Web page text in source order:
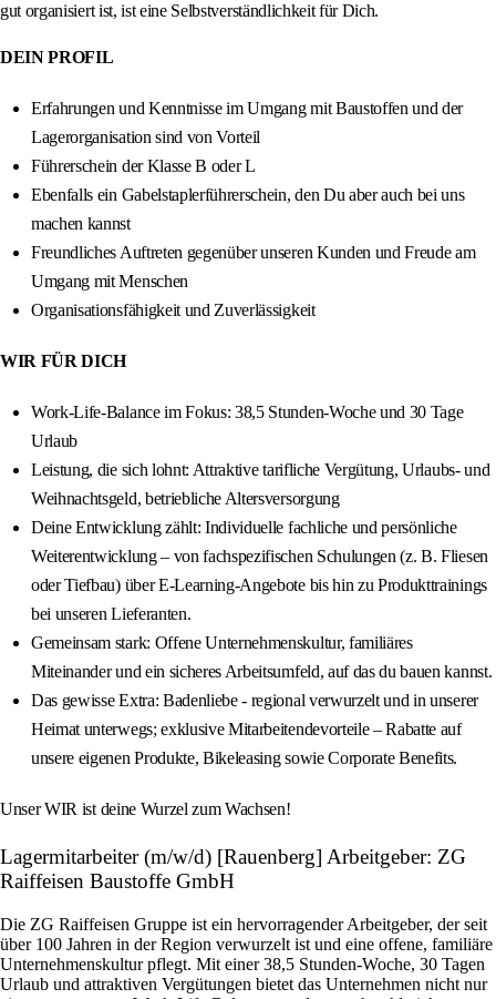
gut organisiert ist, ist eine Selbstverständlichkeit für Dich.
DEIN PROFIL
Erfahrungen und Kenntnisse im Umgang mit Baustoffen und der
Lagerorganisation sind von Vorteil
Führerschein der Klasse B oder L
Ebenfalls ein Gabelstaplerführerschein, den Du aber auch bei uns
machen kannst
Freundliches Auftreten gegenüber unseren Kunden und Freude am
Umgang mit Menschen
Organisationsfähigkeit und Zuverlässigkeit
WIR FÜR DICH
Work-Life-Balance im Fokus: 38,5 Stunden-Woche und 30 Tage
Urlaub
Leistung, die sich lohnt: Attraktive tarifliche Vergütung, Urlaubs- und
Weihnachtsgeld, betriebliche Altersversorgung
Deine Entwicklung zählt: Individuelle fachliche und persönliche
Weiterentwicklung – von fachspezifischen Schulungen (z. B. Fliesen
oder Tiefbau) über E-Learning-Angebote bis hin zu Produkttrainings
bei unseren Lieferanten.
Gemeinsam stark: Offene Unternehmenskultur, familiäres
Miteinander und ein sicheres Arbeitsumfeld, auf das du bauen kannst.
Das gewisse Extra: Badenliebe - regional verwurzelt und in unserer
Heimat unterwegs; exklusive Mitarbeitendevorteile – Rabatte auf
unsere eigenen Produkte, Bikeleasing sowie Corporate Benefits.
Unser WIR ist deine Wurzel zum Wachsen!
Lagermitarbeiter (m/w/d) [Rauenberg] Arbeitgeber: ZG
Raiffeisen Baustoffe GmbH
Die ZG Raiffeisen Gruppe ist ein hervorragender Arbeitgeber, der seit
über 100 Jahren in der Region verwurzelt ist und eine offene, familiäre
Unternehmenskultur pflegt. Mit einer 38,5 Stunden-Woche, 30 Tagen
Urlaub und attraktiven Vergütungen bietet das Unternehmen nicht nur